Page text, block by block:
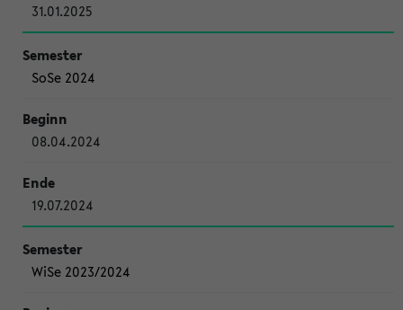
31.01.2025
SoSe 2024
08.04.2024
19.07.2024
WiSe 2023/2024